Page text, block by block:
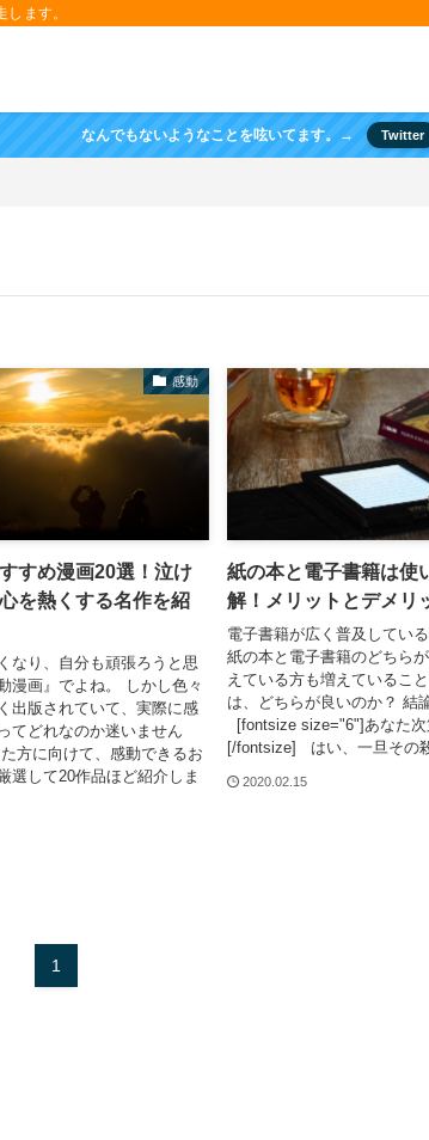
ます。
なんでもないようなことを呟いてます。→ Twitter
感動
すめ漫画20選！泣け
を熱くする名作を紹
なり、自分も頑張ろうと思
漫画』でよね。 しかし色々
出版されていて、実際に感
てどれなのか迷いません
方に向けて、感動できるお
選して20作品ほど紹介しま
紙の本と電子書籍は使
解！メリットとデメリ
電子書籍が広く普及してい
紙の本と電子書籍のどちら
えている方も増えているこ
は、どちらが良いのか？ 結
[fontsize size="6"]あなた次
[/fontsize] はい、一旦その
2020.02.15
1